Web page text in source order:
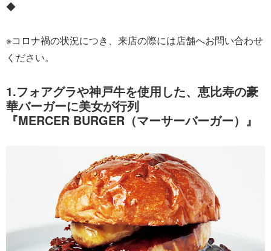
◆
※コロナ禍の状況につき、来店の際には店舗へお問い合わせ
ください。
1.フォアグラや神戸牛を使用した、恵比寿の豪
華バーガーに美女が行列
『MERCER BURGER（マーサーバーガー）』